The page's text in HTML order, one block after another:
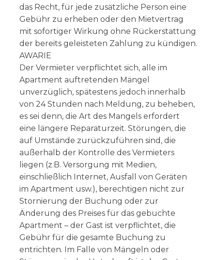
das Recht, für jede zusätzliche Person eine
Gebühr zu erheben oder den Mietvertrag
mit sofortiger Wirkung ohne Rückerstattung
der bereits geleisteten Zahlung zu kündigen.
AWARIE
Der Vermieter verpflichtet sich, alle im
Apartment auftretenden Mängel
unverzüglich, spätestens jedoch innerhalb
von 24 Stunden nach Meldung, zu beheben,
es sei denn, die Art des Mangels erfordert
eine längere Reparaturzeit. Störungen, die
auf Umstände zurückzuführen sind, die
außerhalb der Kontrolle des Vermieters
liegen (z.B. Versorgung mit Medien,
einschließlich Internet, Ausfall von Geräten
im Apartment usw.), berechtigen nicht zur
Stornierung der Buchung oder zur
Änderung des Preises für das gebuchte
Apartment – der Gast ist verpflichtet, die
Gebühr für die gesamte Buchung zu
entrichten. Im Falle von Mängeln oder